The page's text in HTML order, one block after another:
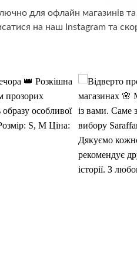
для офлайн
на наш Instagram та